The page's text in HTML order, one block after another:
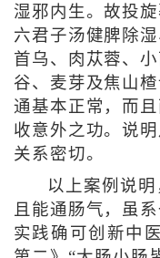
湿邪内生。故投
六君子汤健脾除
首乌、肉苁蓉、
谷、麦芽及焦山
通基本正常，而
收意外之功。说
关系密切。
以上案例说
且能通肠气，虽
实践确可创新中